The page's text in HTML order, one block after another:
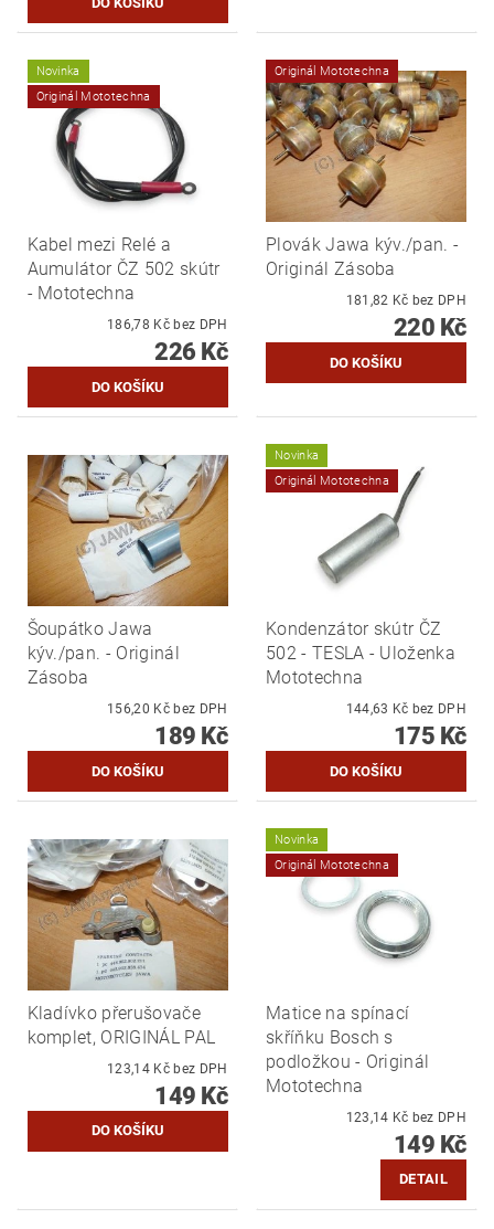
Novinka
Originál Mototechna
Kabel mezi Relé a
Aumulátor ČZ 502 skútr
- Mototechna
186,78 Kč bez DPH
226 Kč
Originál Mototechna
Plovák Jawa kýv./pan. -
Originál Zásoba
181,82 Kč bez DPH
220 Kč
Šoupátko Jawa
kýv./pan. - Originál
Zásoba
156,20 Kč bez DPH
189 Kč
Novinka
Originál Mototechna
Kondenzátor skútr ČZ
502 - TESLA - Uloženka
Mototechna
144,63 Kč bez DPH
175 Kč
Kladívko přerušovače
komplet, ORIGINÁL PAL
123,14 Kč bez DPH
149 Kč
Novinka
Originál Mototechna
Matice na spínací
skříňku Bosch s
podložkou - Originál
Mototechna
123,14 Kč bez DPH
149 Kč
DETAIL